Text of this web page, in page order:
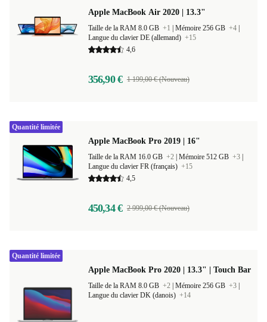
Apple MacBook Air 2020 | 13.3"
Taille de la RAM 8.0 GB +1 Mémoire 256 GB +4
Langue du clavier DE (allemand) +15
4,6
356,90 € 1 199,00 € (Nouveau)
Apple MacBook Pro 2019 | 16"
Taille de la RAM 16.0 GB +2 Mémoire 512 GB +3
Langue du clavier FR (français) +15
4,5
450,34 € 2 999,00 € (Nouveau)
Quantité limitée
Apple MacBook Pro 2020 | 13.3" | Touch Bar
Taille de la RAM 8.0 GB +2 Mémoire 256 GB +3
Langue du clavier DK (danois) +14
Quantité limitée